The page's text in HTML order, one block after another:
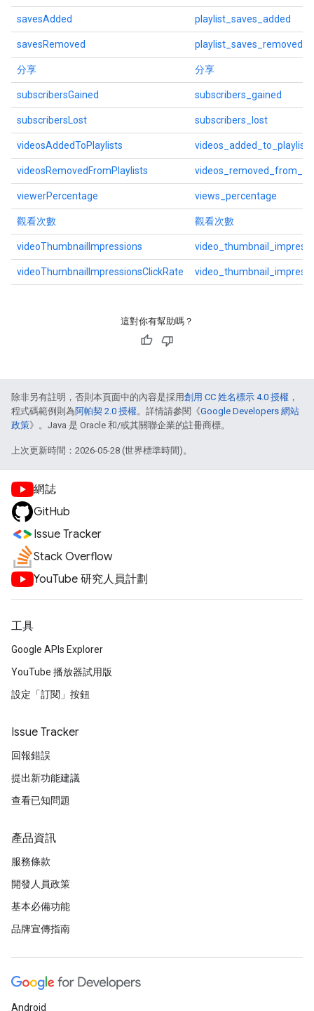
savesAdded playlist_saves_added
savesRemoved playlist_saves_removed
分享 分享
subscribersGained subscribers_gained
subscribersLost subscribers_lost
videosAddedToPlaylists videos_added_to_playlists
videosRemovedFromPlaylists
viewerPercentage views_percentage
觀看次數 觀看次數
videoThumbnailImpressions
videoThumbnailImpressionsClickRate
這對你有幫助嗎？
除非另有註明，否則本頁面中的內容是採用創用 CC 姓名標示 4.0 授權 ，
程式碼範例則為阿帕契 2.0 授權。詳情請參閱《Google Developers 網站
政策》。Java 是 Oracle 和/或其關聯企業的註冊商標。
上次更新時間：2026-05-28 (世界標準時間)。
網誌
GitHub
Issue Tracker
Stack Overflow
YouTube 研究人員計劃
工具
Google APIs Explorer
YouTube 播放器試用版
設定「訂閱」按鈕
Issue Tracker
回報錯誤
提出新功能建議
查看已知問題
產品資訊
服務條款
開發人員政策
基本必備功能
品牌宣傳指南
Android